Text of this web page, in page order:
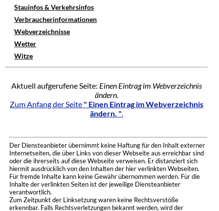
Stauinfos & Verkehrsinfos
Verbraucherinformationen
Webverzeichnisse
Wetter
Witze
Aktuell aufgerufene Seite: Einen Eintrag im Webverzeichnis
ändern.
Zum Anfang der Seite " Einen Eintrag im Webverzeichnis
ändern. ".
Der Diensteanbieter übernimmt keine Haftung für den Inhalt externer
Internetseiten, die über Links von dieser Webseite aus erreichbar sind
oder die ihrerseits auf diese Webseite verweisen. Er distanziert sich
hiermit ausdrücklich von den Inhalten der hier verlinkten Webseiten.
Für fremde Inhalte kann keine Gewähr übernommen werden. Für die
Inhalte der verlinkten Seiten ist der jeweilige Diensteanbieter
verantwortlich.
Zum Zeitpunkt der Linksetzung waren keine Rechtsverstöße
erkennbar. Falls Rechtsverletzungen bekannt werden, wird der